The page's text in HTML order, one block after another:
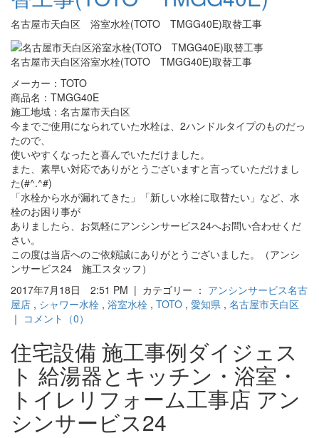
名古屋市天白区 浴室水栓(TOTO TMGG40E)取替工事
名古屋市天白区浴室水栓(TOTO TMGG40E)取替工事
メーカー：TOTO
商品名：TMGG40E
施工地域：名古屋市天白区
今までご使用になられていた水栓は、2ハンドルタイプのものだっ
たので、
使いやすくなったと喜んでいただけました。
また、素早い対応でありがとうございますと言っていただけまし
た(#^.^#)
「水栓から水が漏れてきた」「新しい水栓に取替たい」など、水
栓のお困り事が
ありましたら、お気軽にアンシンサービス24へお問い合わせくだ
さい。
この度は当店へのご依頼誠にありがとうございました。（アンシ
ンサービス24 施工スタッフ）
2017年7月18日 2:51 PM | カテゴリー ： アンシンサービス名古
屋店 , シャワー水栓 , 浴室水栓 , TOTO , 愛知県 , 名古屋市天白区
｜ コメント（0）
住宅設備 施工事例ダイジェス
ト 給湯器とキッチン・浴室・
トイレリフォーム工事店 アン
シンサービス24